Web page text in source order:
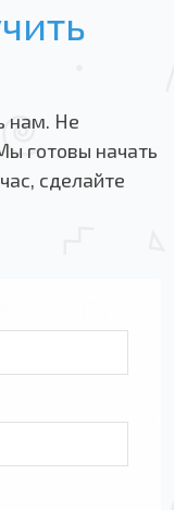
нам. Не
готовы начать
сделайте